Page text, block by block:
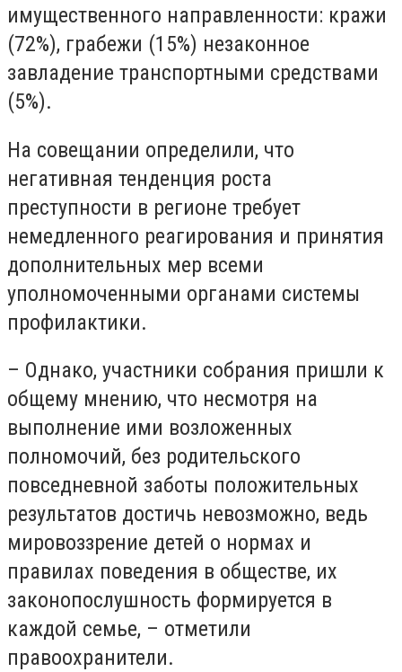
имущественного направленности: кражи
(72%), грабежи (15%) незаконное
завладение транспортными средствами
(5%).
На совещании определили, что
негативная тенденция роста
преступности в регионе требует
немедленного реагирования и принятия
дополнительных мер всеми
уполномоченными органами системы
профилактики.
– Однако, участники собрания пришли к
общему мнению, что несмотря на
выполнение ими возложенных
полномочий, без родительского
повседневной заботы положительных
результатов достичь невозможно, ведь
мировоззрение детей о нормах и
правилах поведения в обществе, их
законопослушность формируется в
каждой семье, – отметили
правоохранители.